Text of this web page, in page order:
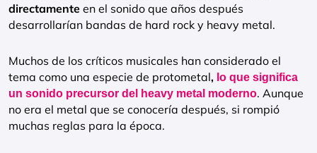
directamente en el sonido que años después
desarrollarían bandas de hard rock y heavy metal.
Muchos de los críticos musicales han considerado el
tema como una especie de protometal, lo que significa
un sonido precursor del heavy metal moderno. Aunque
no era el metal que se conocería después, si rompió
muchas reglas para la época.